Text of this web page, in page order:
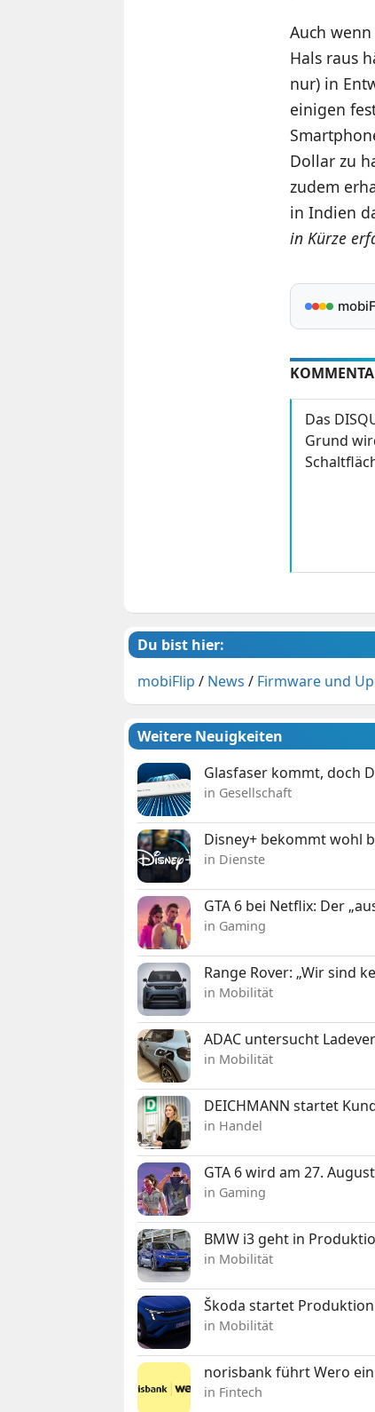
Auch
Hals raus
nur) in
einigen
Dollar zu
zudem
in Indien
in Kürze
Das
Grund
Du bist hier:
mobiFlip / News / Firmware und
Weitere Neuigkeiten
Glasfaser kommt, doch
in Gesellschaft
Disney+ bekommt wohl
in Dienste
GTA 6 bei Netflix: Der
in Gaming
Range Rover: „Wir sind
in Mobilität
ADAC untersucht
in Mobilität
DEICHMANN startet
in Handel
GTA 6 wird am 27.
in Gaming
BMW i3 geht in
in Mobilität
Škoda startet
in Mobilität
norisbank führt Wero ein
in Fintech